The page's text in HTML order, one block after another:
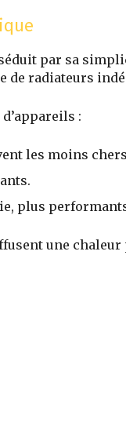
par sa
de radiateurs
:
les moins
plus
une